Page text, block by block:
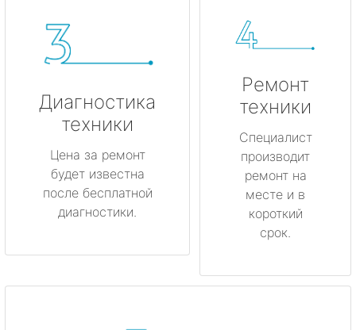
Диагностика
техники
Цена за ремонт
будет известна
после бесплатной
диагностики.
Ремонт
техники
Специалист
производит
ремонт на
месте и в
короткий
срок.